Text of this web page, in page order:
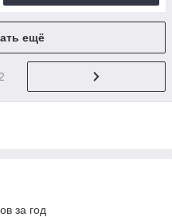
ещё
за год